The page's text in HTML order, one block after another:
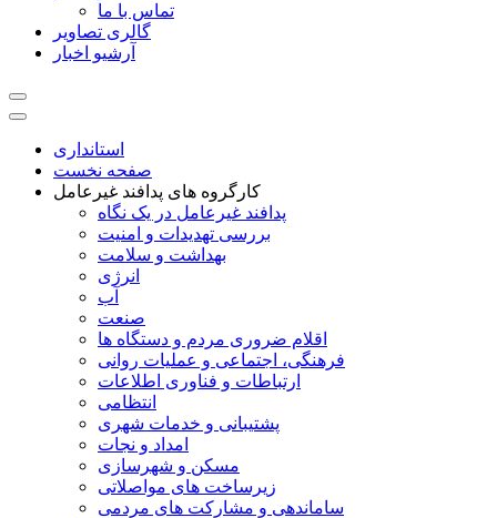
تماس با ما
گالری تصاویر
آرشیو اخبار
استانداری
صفحه نخست
کارگروه های پدافند غیرعامل
پدافند غیرعامل در یک نگاه
بررسی تهدیدات و امنیت
بهداشت و سلامت
انرژی
آب
صنعت
اقلام ضروری مردم و دستگاه ها
فرهنگی، اجتماعی و عملیات روانی
ارتباطات و فناوری اطلاعات
انتظامی
پشتیبانی و خدمات شهری
امداد و نجات
مسکن و شهرسازی
زیرساخت های مواصلاتی
ساماندهی و مشارکت های مردمی